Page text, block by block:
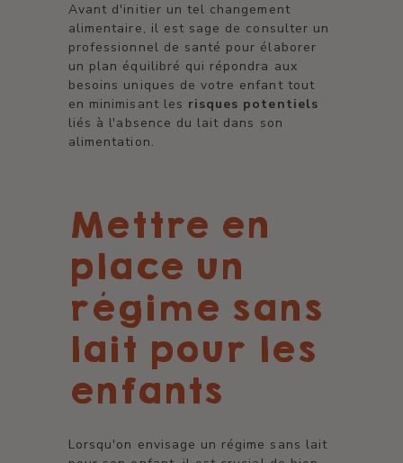
Avant d'initier un tel changement
alimentaire, il est sage de consulter un
professionnel de santé pour élaborer
un plan équilibré qui répondra aux
besoins uniques de votre enfant tout
en minimisant les risques potentiels
liés à l'absence du lait dans son
alimentation.
Mettre en
place un
régime sans
lait pour les
enfants
Lorsqu'on envisage un régime sans lait